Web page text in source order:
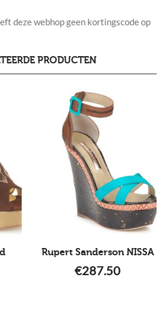
deze webhop geen kortingscode op
PRODUCTEN
Rupert Sanderson NISSA
€287.50